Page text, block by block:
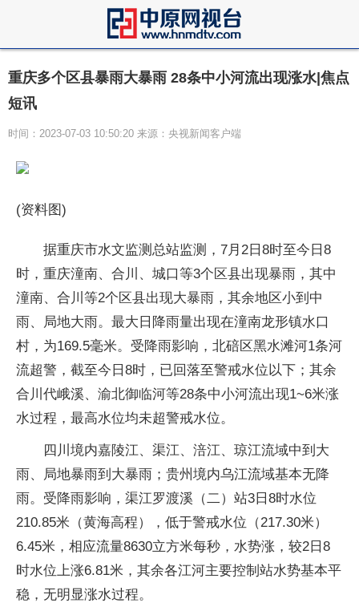
重庆多个区县暴雨大暴雨 28条中小河流出现涨水|焦点
短讯
时间：2023-07-03 10:50:20 来源：央视新闻客户端
(资料图)
据重庆市水文监测总站监测，7月2日8时至今日8
时，重庆潼南、合川、城口等3个区县出现暴雨，其中
潼南、合川等2个区县出现大暴雨，其余地区小到中
雨、局地大雨。最大日降雨量出现在潼南龙形镇水口
村，为169.5毫米。受降雨影响，北碚区黑水滩河1条河
流超警，截至今日8时，已回落至警戒水位以下；其余
合川代峨溪、渝北御临河等28条中小河流出现1~6米涨
水过程，最高水位均未超警戒水位。
四川境内嘉陵江、渠江、涪江、琼江流域中到大
雨、局地暴雨到大暴雨；贵州境内乌江流域基本无降
雨。受降雨影响，渠江罗渡溪（二）站3日8时水位
210.85米（黄海高程），低于警戒水位（217.30米）
6.45米，相应流量8630立方米每秒，水势涨，较2日8
时水位上涨6.81米，其余各江河主要控制站水势基本平
稳，无明显涨水过程。